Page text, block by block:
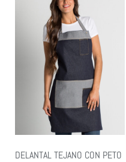
DELANTAL TEJANO CON PETO